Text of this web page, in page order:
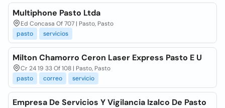
Multiphone Pasto Ltda
Ed Concasa Of 707 | Pasto, Pasto
pasto
servicios
Milton Chamorro Ceron Laser Express Pasto E U
Cr 24 19 33 Of 108 | Pasto, Pasto
pasto
correo servicio
Empresa De Servicios Y Vigilancia Izalco De Pasto